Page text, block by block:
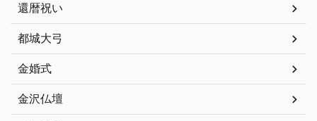
還暦祝い
都城大弓
金婚式
金沢仏壇